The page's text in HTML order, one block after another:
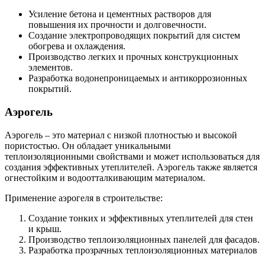
Усиление бетона и цементных растворов для
повышения их прочности и долговечности.
Создание электропроводящих покрытий для систем
обогрева и охлаждения.
Производство легких и прочных конструкционных
элементов.
Разработка водонепроницаемых и антикоррозионных
покрытий.
Аэрогель
Аэрогель – это материал с низкой плотностью и высокой
пористостью. Он обладает уникальными
теплоизоляционными свойствами и может использоваться для
создания эффективных утеплителей. Аэрогель также является
огнестойким и водоотталкивающим материалом.
Применение аэрогеля в строительстве:
Создание тонких и эффективных утеплителей для стен
и крыш.
Производство теплоизоляционных панелей для фасадов.
Разработка прозрачных теплоизоляционных материалов